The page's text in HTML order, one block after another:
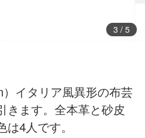
3/ 5
イタリア風異形の布芸
きます。全本革と砂皮
4人です。